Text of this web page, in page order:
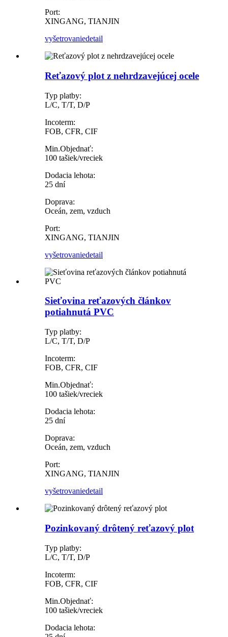
Port:
XINGANG, TIANJIN
vyšetrovaniedetail
Reťazový plot z nehrdzavejúcej ocele
Typ platby:
L/C, T/T, D/P
Incoterm:
FOB, CFR, CIF
Min.Objednať:
100 tašiek/vreciek
Dodacia lehota:
25 dní
Doprava:
Oceán, zem, vzduch
Port:
XINGANG, TIANJIN
vyšetrovaniedetail
Sieťovina reťazových článkov
potiahnutá PVC
Typ platby:
L/C, T/T, D/P
Incoterm:
FOB, CFR, CIF
Min.Objednať:
100 tašiek/vreciek
Dodacia lehota:
25 dní
Doprava:
Oceán, zem, vzduch
Port:
XINGANG, TIANJIN
vyšetrovaniedetail
Pozinkovaný drôtený reťazový plot
Typ platby:
L/C, T/T, D/P
Incoterm:
FOB, CFR, CIF
Min.Objednať:
100 tašiek/vreciek
Dodacia lehota: